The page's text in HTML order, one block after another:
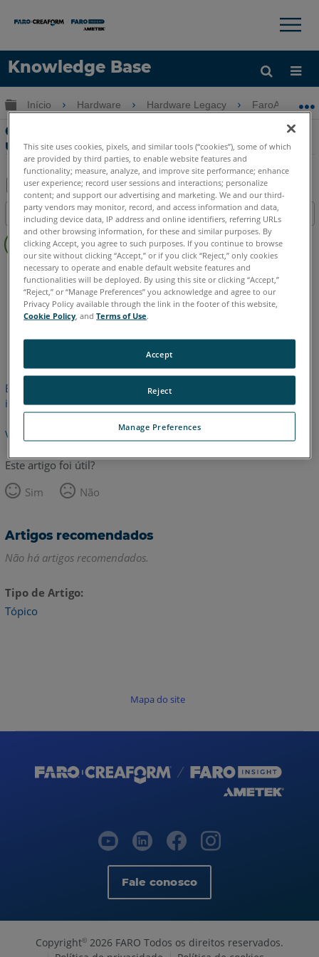
Knowledge Base
Idioma
Obter ajuda ENTRAR
×
Expandir/recolher hierarquia global
Início Hardware Hardware Legacy FaroArm
Consequências na precisão ao perder
um grau de liberdade com o FaroArm
Salvar
como
PDF
Índice
Sem
cabeçalhos
FaroArm Serial Bronze Gold Silver
Inglês Japonês
Este artigo não foi traduzido. Clique aqui para ver a versão em
inglês.
Voltar para o topo
Este artigo foi útil?
Sim
Não
Artigos recomendados
Não há artigos recomendados.
Tipo de Artigo
Tópico
Mapa do site
Fale conosco
Copyright© 2026 FARO Todos os direitos reservados.
This site uses cookies, pixels, and similar tools (“cookies”), some of which
are provided by third parties, to enable website features and
functionality; measure, analyze, and improve site performance; enhance
user experience; record user sessions and interactions; personalize
content; and support our advertising and marketing. We and our third-
party vendors may monitor, record, and access information and data,
including device data, IP address and online identifiers, referring URLs
and other browsing information, for these and similar purposes. By
clicking Accept, you agree to such purposes. If you continue to browse
our site without clicking “Accept,” or if you click “Reject,” only cookies
necessary to operate and enable default website features and
functionalities will be deployed. By using this site or clicking “Accept,”
“Reject,” or “Manage Preferences” you acknowledge and agree to our
Privacy Policy available through the link in the footer of this website,
Cookie Policy , andTerms of Use.
Manage Preferences
Reject
Accept